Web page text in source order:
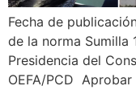
Fecha de
de la norma Sumilla
Presidencia del
OEFA/PCD